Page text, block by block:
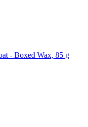
- Boxed Wax, 85 g